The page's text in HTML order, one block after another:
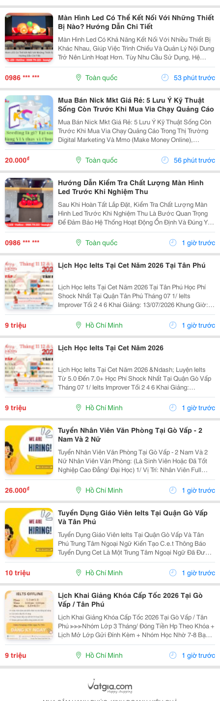
Màn Hình Led Có Thể Kết Nối Với Những Thiết
Bị Nào? Hướng Dẫn Chi Tiết
Màn Hình Led Có Khả Năng Kết Nối Với Nhiều Thiết Bị
Khác Nhau, Giúp Việc Trình Chiếu Và Quản Lý Nội Dung
Trở Nên Linh Hoạt Hơn. Tùy Nhu Cầu Sử Dụng, Hệ
Thống Có Thể Nhận Tín Hiệu Từ Máy Tính, Laptop,
Camera, Đầu Phát Hd/4K, Tv Box, Điện Thoại, Máy...
0986 *** *** Toàn quốc 53 phút trước
Mua Bán Nick Mkt Giá Rẻ: 5 Lưu Ý Kỹ Thuật
Sống Còn Trước Khi Mua Via Chạy Quảng Cáo
Mua Bán Nick Mkt Giá Rẻ: 5 Lưu Ý Kỹ Thuật Sống Còn
Trước Khi Mua Via Chạy Quảng Cáo Trong Thị Trường
Digital Marketing Và Mmo (Make Money Online),
Facebook Ads Vẫn Luôn Là Kênh Mang Lại Lượng
Khách Hàng Tiềm Năng Và Dòng Doanh Thu Đột Phá.
Để Vận...
20.000₫ Toàn quốc 56 phút trước
Hướng Dẫn Kiểm Tra Chất Lượng Màn Hình
Led Trước Khi Nghiệm Thu
Sau Khi Hoàn Tất Lắp Đặt, Kiểm Tra Chất Lượng Màn
Hình Led Trước Khi Nghiệm Thu Là Bước Quan Trọng
Để Đảm Bảo Hệ Thống Hoạt Động Ổn Định Và Đúng Yêu
Cầu Kỹ Thuật. Một Số Hạng Mục Cần Kiểm Tra Gồm:
Chất Lượng Hiển Thị, Độ Sáng, Màu Sắc, Độ Đồng
0986 *** *** Toàn quốc 1 giờ trước
Lịch Học Ielts Tại Cet Năm 2026 Tại Tân Phú
Lịch Học Ielts Tại Cet Năm 2026 Tại Tân Phú Học Phí
Shock Nhất Tại Quận Tân Phú Tháng 07 1/ Ielts
Improver Tối 2 4 6 Khai Giảng: 13/07/2026 Khung Giờ:
18:00 Đến 21:00 Học Phí Ưu Đãi 5% Khi Đăng Ký 2/ Ielts
Basic Tối 3 5 7 Khai...
9 triệu Hồ Chí Minh 1 giờ trước
Lịch Học Ielts Tại Cet Năm 2026
Lịch Học Ielts Tại Cet Năm 2026 &Ndash; Luyện Ielts
Từ 5.0 Đến 7.0+ Học Phí Shock Nhất Tại Quận Gò Vấp
Tháng 07 1/ Ielts Improver Tối 2 4 6 Khai Giảng:
13/07/2026 Khung Giờ: 18:00 Đến 21:00 Học Phí Ưu Đãi
5% Khi Đăng Ký 2/ Ielts...
9 triệu Hồ Chí Minh 1 giờ trước
Tuyển Nhân Viên Văn Phòng Tại Gò Vấp - 2
Nam Và 2 Nữ
Tuyển Nhân Viên Văn Phòng Tại Gò Vấp - 2 Nam Và 2
Nữ Nhân Viên Văn Phòng: (Là Sinh Viên Hoặc Đã Tốt
Nghiệp Cao Đẳng/ Đại Học) 1/ Vị Trí: Nhân Viên Full
Time (2 Nam 2 Nữ) Ca Làm: 13:00 Đến 21:00 (1 Tháng
Được Nghỉ Phép 1 Ngày, Và Hưởng Các Ngày...
26.000₫ Hồ Chí Minh 1 giờ trước
Tuyển Dụng Giáo Viên Ielts Tại Quận Gò Vấp
Và Tân Phú
Tuyển Dụng Giáo Viên Ielts Tại Quận Gò Vấp Và Tân
Phú Trung Tâm Ngoại Ngữ Kiến Tạo C.e.t Thông Báo
Tuyển Dụng Cet Là Một Trung Tâm Ngoại Ngữ Đã Được
Thành Lập 16 Năm Chuyên Về Chương Trình Anh Văn
Học Thuật Ielts &Ndash; Toefl Ibt. Trung Tâm...
10 triệu Hồ Chí Minh 1 giờ trước
Lịch Khai Giảng Khóa Cấp Tốc 2026 Tại Gò
Vấp / Tân Phú
Lịch Khai Giảng Khóa Cấp Tốc 2026 Tại Gò Vấp / Tân
Phú ≫≫≫Nhóm Lớp 3 Tháng/ Đóng Tiền Hp Theo Khóa +
Lịch Mở Lớp Gửi Đính Kèm + Nhóm Học Nhờ 7-8 Bạn/
Lớp + Giáo Trình Ielts Có Band Điểm Lộ Trình, Sách
Nước Ngoài Bám Sát + Chia Đều 4 Kỹ...
9 triệu Hồ Chí Minh 1 giờ trước